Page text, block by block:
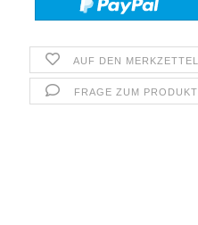
AUF DEN MERKZETTEL
FRAGE ZUM PRODUKT